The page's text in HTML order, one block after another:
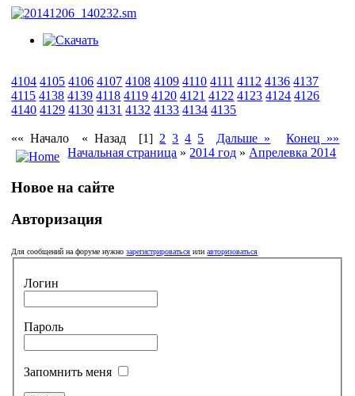
4104 4105 4106 4107 4108 4109 4110 4111 4112 4136 4137
4115 4138 4139 4118 4119 4120 4121 4122 4123 4124 4126
4140 4129 4130 4131 4132 4133 4134 4135
«« Начало « Назад [1] 2 3 4 5 Дальше »
Конец »»
Начальная страница » 2014 год » Апрелевка 2014
Новое на сайте
Авторизация
Для сообщений на форуме нужнозарегистрироваться илиавторизоваться
Логин
Пароль
Запомнить меня